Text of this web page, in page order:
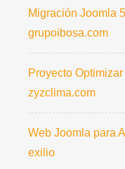
Migración Joomla
grupoibosa.com
Proyecto
zyzclima.com
Web Joomla para
exilio